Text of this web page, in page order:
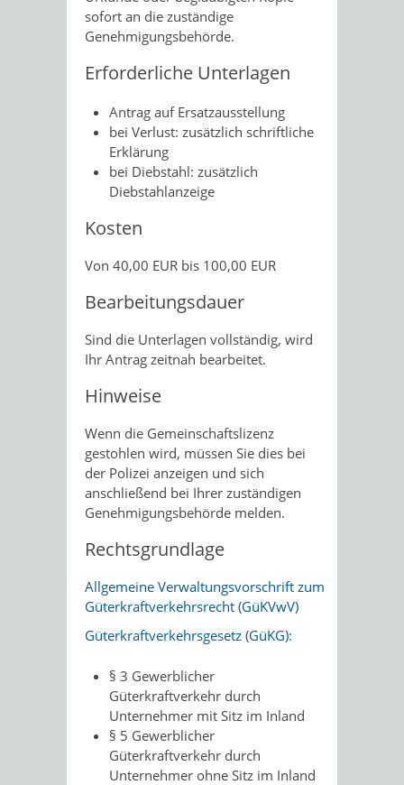
sofort an die zuständige
Genehmigungsbehörde.
Erforderliche Unterlagen
Antrag auf Ersatzausstellung
bei Verlust: zusätzlich schriftliche
Erklärung
bei Diebstahl: zusätzlich
Diebstahlanzeige
Kosten
Von 40,00 EUR bis 100,00 EUR
Bearbeitungsdauer
Sind die Unterlagen vollständig, wird
Ihr Antrag zeitnah bearbeitet.
Hinweise
Wenn die Gemeinschaftslizenz
gestohlen wird, müssen Sie dies bei
der Polizei anzeigen und sich
anschließend bei Ihrer zuständigen
Genehmigungsbehörde melden.
Rechtsgrundlage
Allgemeine Verwaltungsvorschrift zum
Güterkraftverkehrsrecht (GüKVwV)
Güterkraftverkehrsgesetz (GüKG):
§ 3 Gewerblicher
Güterkraftverkehr durch
Unternehmer mit Sitz im Inland
§ 5 Gewerblicher
Güterkraftverkehr durch
Unternehmer ohne Sitz im Inland